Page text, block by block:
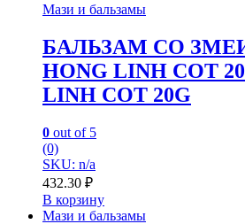
Мази и бальзамы
БАЛЬЗАМ СО
HONG LINH COT
LINH COT 20G
0 out of 5
(0)
SKU: n/a
432.30 ₽
В корзину
Мази и бальзамы